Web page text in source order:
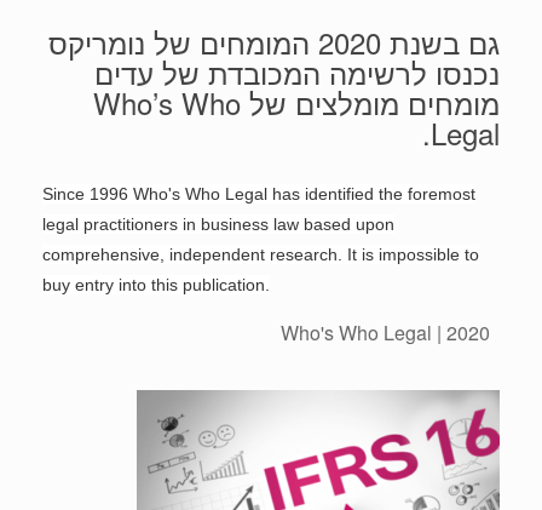
גם בשנת 2020 המומחים של נומריקס
נכנסו לרשימה המכובדת של עדים
מומחים מומלצים של Who’s Who
Legal.
Since 1996 Who's Who Legal has identified the foremost
legal practitioners in business law based upon
comprehensive, independent research. It is impossible to
buy entry into this publication.